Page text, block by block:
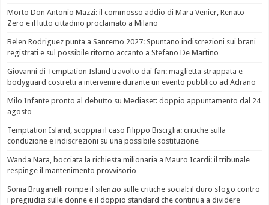
Morto Don Antonio Mazzi: il commosso addio di Mara Venier, Renato
Zero e il lutto cittadino proclamato a Milano
Belen Rodriguez punta a Sanremo 2027: Spuntano indiscrezioni sui brani
registrati e sul possibile ritorno accanto a Stefano De Martino
Giovanni di Temptation Island travolto dai fan: maglietta strappata e
bodyguard costretti a intervenire durante un evento pubblico ad Adrano
Milo Infante pronto al debutto su Mediaset: doppio appuntamento dal 24
agosto
Temptation Island, scoppia il caso Filippo Bisciglia: critiche sulla
conduzione e indiscrezioni su una possibile sostituzione
Wanda Nara, bocciata la richiesta milionaria a Mauro Icardi: il tribunale
respinge il mantenimento provvisorio
Sonia Bruganelli rompe il silenzio sulle critiche social: il duro sfogo contro
i pregiudizi sulle donne e il doppio standard che continua a dividere